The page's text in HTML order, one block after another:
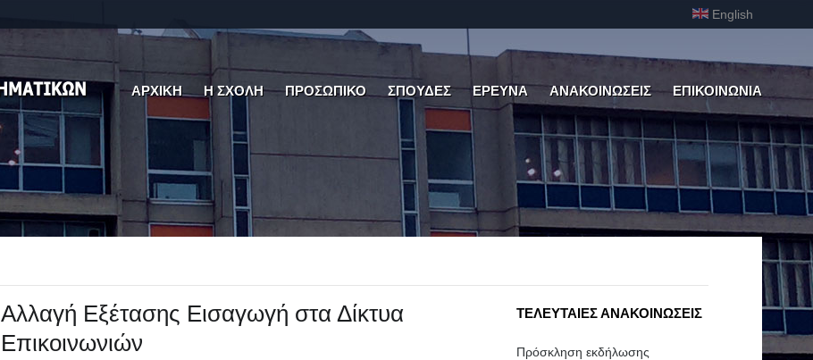
English
ΑΡΧΙΚΗ Η ΣΧΟΛΗ ΠΡΟΣΩΠΙΚΟ ΣΠΟΥΔΕΣ ΕΡΕΥΝΑ ΑΝΑΚΟΙΝΩΣΕΙΣ ΕΠΙΚΟΙΝΩΝΙΑ
Αλλαγή Εξέτασης Εισαγωγή στα Δίκτυα
Επικοινωνιών
ΤΕΛΕΥΤΑΙΕΣ ΑΝΑΚΟΙΝΩΣΕΙΣ
Πρόσκληση εκδήλωσης